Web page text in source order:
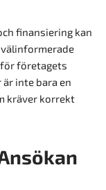
finansiering kan
företagets
inte bara en
kräver korrekt